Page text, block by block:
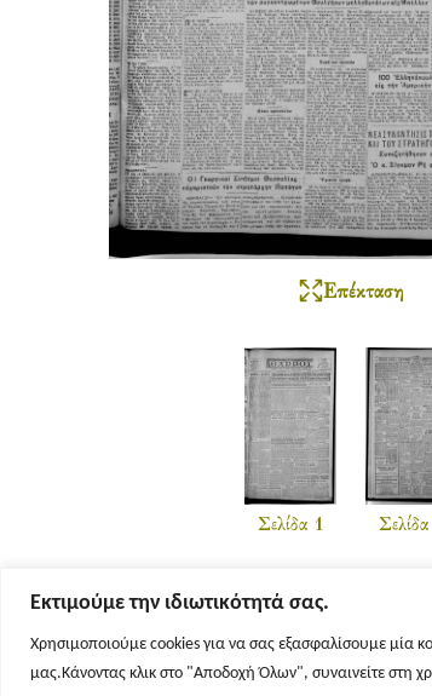
Εκτιμούμε την ιδιωτικότητά σας.
Χρησιμοποιούμε cookies για να σας εξασφαλίσουμε μία
μας.Κάνοντας κλικ στο "Αποδοχή Όλων", συναινείτε στη
Επέκταση
Σελίδα 1